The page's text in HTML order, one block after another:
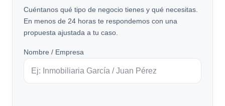
Cuéntanos qué tipo de negocio tienes y qué necesitas.
En menos de 24 horas te respondemos con una
propuesta ajustada a tu caso.
Nombre / Empresa